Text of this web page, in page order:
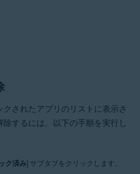
されたアプリのリストに表示さ
するには、以下の手順を実行し
ク済み] サブタブをクリックします。